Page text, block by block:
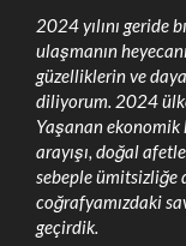
2024 yılını geride
ulaşmanın
güzelliklerin ve
diliyorum. 2024
Yaşanan ekonomik
arayışı, doğal
sebeple ümitsizliğe
coğrafyamızdaki
geçirdik.